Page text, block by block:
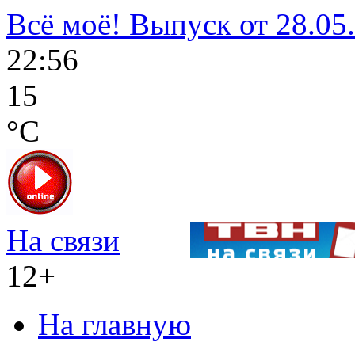
Всё моё! Выпуск от
22:56
15
°C
На связи
12+
На главную